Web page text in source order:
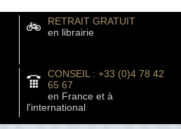
RETRAIT GRATUIT
en librairie
CONSEIL : +33 (0)4 78 42
65 67
en France et à
l'international